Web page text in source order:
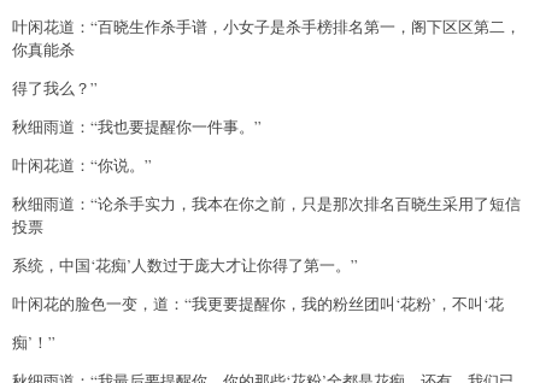
叶闲花道：“百晓生作杀手谱，小女子是杀手榜排名第一，阁下区区第二，
你真能杀
得了我么？”
秋细雨道：“我也要提醒你一件事。”
叶闲花道：“你说。”
秋细雨道：“论杀手实力，我本在你之前，只是那次排名百晓生采用了短信
投票
系统，中国‘花痴’人数过于庞大才让你得了第一。”
叶闲花的脸色一变，道：“我更要提醒你，我的粉丝团叫‘花粉’，不叫‘花
痴’！”